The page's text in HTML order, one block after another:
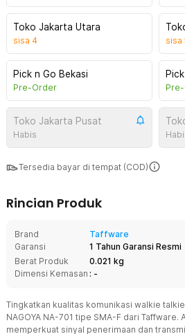
Toko Jakarta Utara
sisa 4 sisa
Pick n Go Bekasi
Pre-Order
Toko Jakarta Pusat
Habis
Tersedia bayar di tempat (COD)
Rincian Produk
Brand
Taffware
Garansi
1 Tahun Garansi Resmi
Berat Produk
0.021 kg
Dimensi Kemasan : -
Tingkatkan kualitas komunikasi walkie
NAGOYA NA-701 tipe SMA-F dari Taffware.
memperkuat sinyal penerimaan dan